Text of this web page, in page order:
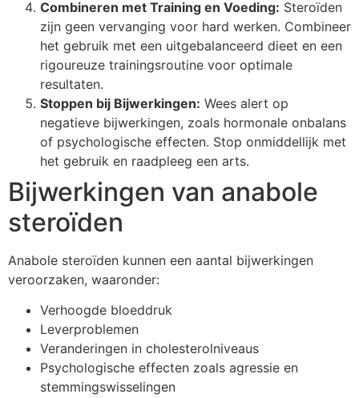
Combineren met Training en Voeding: Steroïden
zijn geen vervanging voor hard werken. Combineer
het gebruik met een uitgebalanceerd dieet en een
rigoureuze trainingsroutine voor optimale
resultaten.
Stoppen bij Bijwerkingen: Wees alert op
negatieve bijwerkingen, zoals hormonale onbalans
of psychologische effecten. Stop onmiddellijk met
het gebruik en raadpleeg een arts.
Bijwerkingen van anabole
steroïden
Anabole steroïden kunnen een aantal bijwerkingen
veroorzaken, waaronder:
Verhoogde bloeddruk
Leverproblemen
Veranderingen in cholesterolniveaus
Psychologische effecten zoals agressie en
stemmingswisselingen